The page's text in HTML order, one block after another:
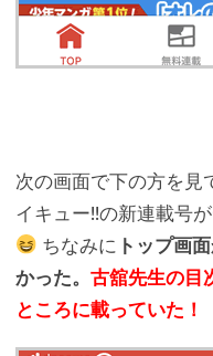
次の画面で下の方を見
イキュー!!の新連載号
ちなみに トップ画
かった。 古舘先生の目
ところに載っていた！